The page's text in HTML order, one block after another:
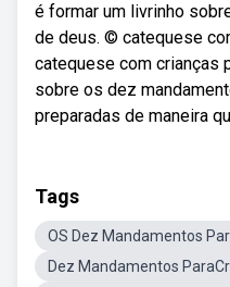
é formar um livrinho
de deus. © catequese
catequese com crianças
sobre os dez
preparadas de maneira
Tags
OS Dez Mandamentos
Dez Mandamentos